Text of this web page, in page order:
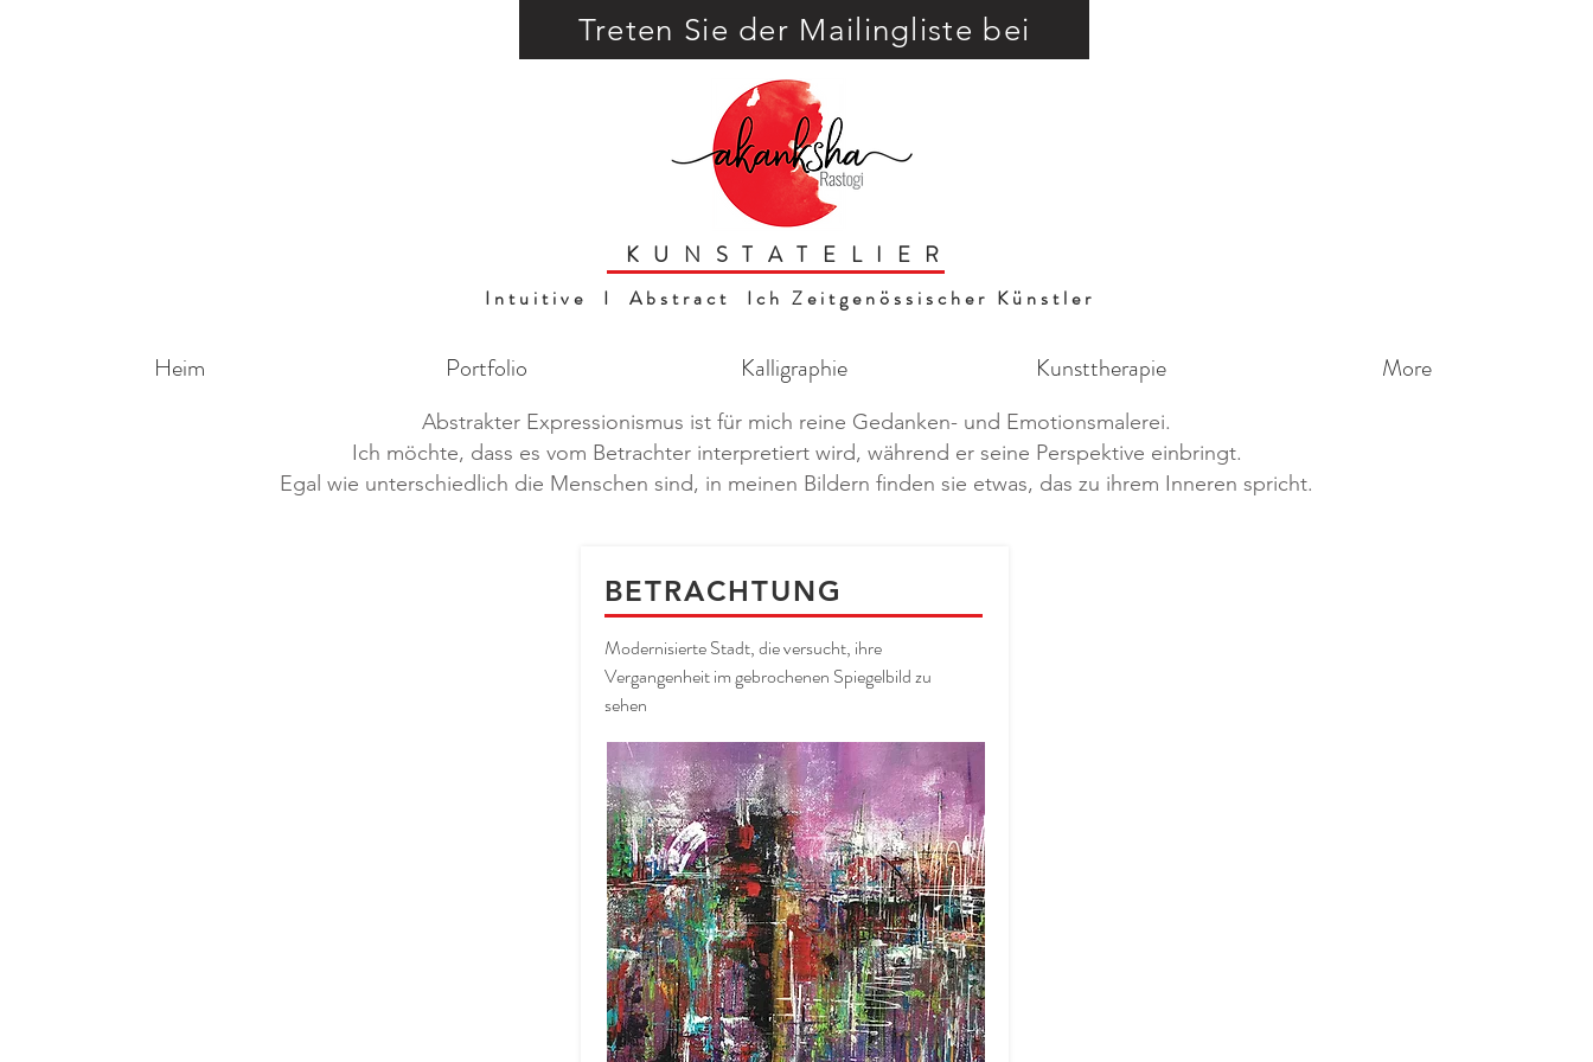
Treten Sie der Mailingliste bei
KUNSTATELIER
Intuitive I Abstract Ich Zeitgenössischer Künstler
Heim Portfolio Kalligraphie Kunsttherapie More
BETRACHTUNG
Modernisierte Stadt, die versucht, ihre
Vergangenheit im gebrochenen Spiegelbild zu
sehen
Abstrakter Expressionismus ist für mich reine Gedanken- und Emotionsmalerei.
Ich möchte, dass es vom Betrachter interpretiert wird, während er seine Perspektive einbringt.
Egal wie unterschiedlich die Menschen sind, in meinen Bildern finden sie etwas, das zu ihrem Inneren spricht.